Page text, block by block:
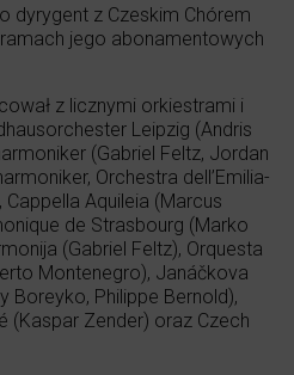
dyrygent z Czeskim Chórem
jego abonamentowych
z licznymi orkiestrami i
Leipzig (Andris
(Gabriel Feltz, Jordan
Orchestra dell’Emilia-
Aquileia (Marcus
de Strasbourg (Marko
(Gabriel Feltz), Orquesta
Montenegro), Janáčkova
Boreyko, Philippe Bernold),
(Kaspar Zender) oraz Czech